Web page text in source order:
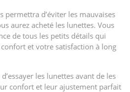
permettra d’éviter les mauvaises
aurez acheté les lunettes. Vous
de tous les petits détails qui
et votre satisfaction à long
les lunettes avant de les
confort et leur ajustement parfait